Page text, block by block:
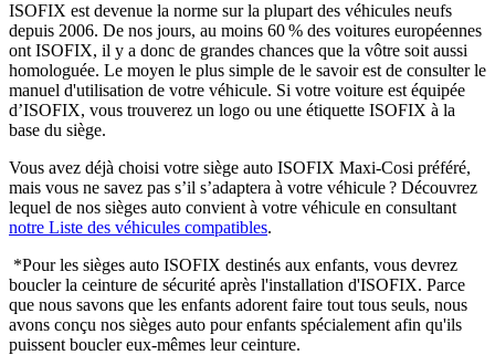
ISOFIX est devenue la norme sur la plupart des véhicules neufs
depuis 2006. De nos jours, au moins 60 % des voitures européennes
ont ISOFIX, il y a donc de grandes chances que la vôtre soit aussi
homologuée. Le moyen le plus simple de le savoir est de consulter le
manuel d'utilisation de votre véhicule. Si votre voiture est équipée
d’ISOFIX, vous trouverez un logo ou une étiquette ISOFIX à la
base du siège.
Vous avez déjà choisi votre siège auto ISOFIX Maxi-Cosi préféré,
mais vous ne savez pas s’il s’adaptera à votre véhicule ? Découvrez
lequel de nos sièges auto convient à votre véhicule en consultant
notre Liste des véhicules compatibles.
*Pour les sièges auto ISOFIX destinés aux enfants, vous devrez
boucler la ceinture de sécurité après l'installation d'ISOFIX. Parce
que nous savons que les enfants adorent faire tout tous seuls, nous
avons conçu nos sièges auto pour enfants spécialement afin qu'ils
puissent boucler eux-mêmes leur ceinture.